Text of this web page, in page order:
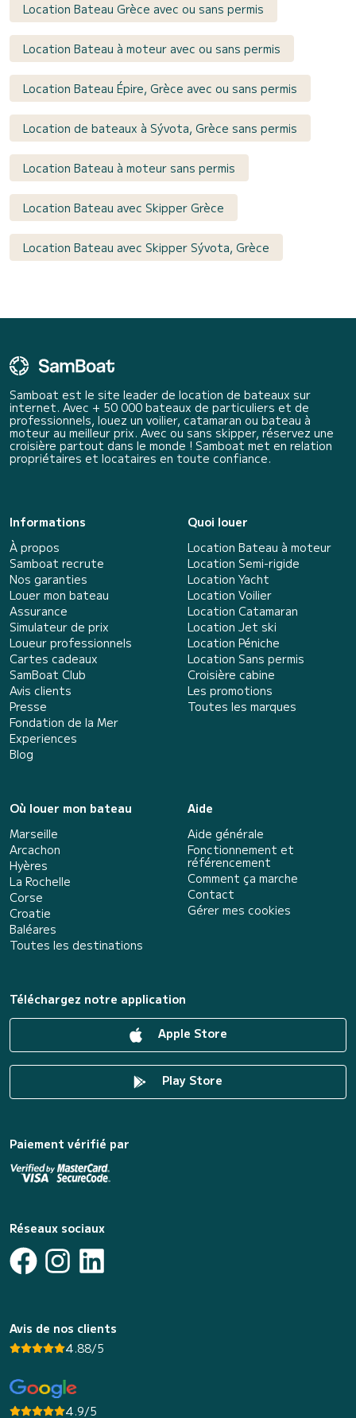
Location Bateau Grèce avec ou sans permis
Location Bateau à moteur avec ou sans permis
Location Bateau Épire, Grèce avec ou sans permis
Location de bateaux à Sývota, Grèce sans permis
Location Bateau à moteur sans permis
Location Bateau avec Skipper Grèce
Location Bateau avec Skipper Sývota, Grèce
Samboat est le site leader de location de bateaux sur
internet. Avec + 50 000 bateaux de particuliers et de
professionnels, louez un voilier, catamaran ou bateau à
moteur au meilleur prix. Avec ou sans skipper, réservez une
croisière partout dans le monde ! Samboat met en relation
propriétaires et locataires en toute confiance.
Informations
À propos
Samboat recrute
Nos garanties
Louer mon bateau
Assurance
Simulateur de prix
Loueur professionnels
Cartes cadeaux
SamBoat Club
Avis clients
Presse
Fondation de la Mer
Experiences
Blog
Quoi louer
Location Bateau à moteur
Location Semi-rigide
Location Yacht
Location Voilier
Location Catamaran
Location Jet ski
Location Péniche
Location Sans permis
Croisière cabine
Les promotions
Toutes les marques
Où louer mon bateau
Marseille
Arcachon
Hyères
La Rochelle
Corse
Croatie
Baléares
Toutes les destinations
Aide
Aide générale
Fonctionnement et
référencement
Comment ça marche
Contact
Gérer mes cookies
Téléchargez notre application
Apple Store
Play Store
Paiement vérifié par
Réseaux sociaux
Avis de nos clients
4.88/5
4.9/5